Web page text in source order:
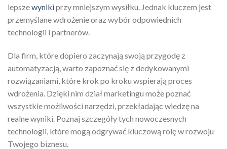
lepszewynikiprzy mniejszym wysiłku. Jednak kluczem jest
przemyślane wdrożenie oraz wybór odpowiednich
technologii i partnerów.
Dla firm, które dopiero zaczynają swoją przygodę z
automatyzacją, warto zapoznać się z dedykowanymi
rozwiązaniami, które krok po kroku wspierają proces
wdrożenia. Dzięki nim dział marketingu może poznać
wszystkie możliwości narzędzi, przekładając wiedzę na
realne wyniki. Poznaj szczegóły tych nowoczesnych
technologii, które mogą odgrywać kluczową rolę w rozwoju
Twojego biznesu.